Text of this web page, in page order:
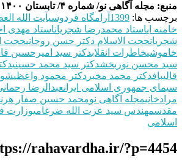
منبع: مجله آگاهی نو/ شماره ۴/ تابستان ۱۴۰۰
برچسب ها: 1399 آرامگاه فردوسیآیت الله
خامنه ایاستاد محمدرضا شجریاناستاد مهدی
شجریانحجت الاسلام دکتر حسن روحانیحجت
خاموشیخاطرات انقلابدکتر سید امیرحسین
سید محسن نوربخشدکتر سید محمد حسینی
قالیبافدکتر محمد مخبر دکتر محمود واعظی
سیمای جمهوری اسلامی ایرانعبدالرضا
مرادخانیمجله آگاهی نومحمد حسین صفار
مقدسمهندس سید عزت الله ضرغامیوزارت
اسلامی
rahavardha.ir/?p=4454